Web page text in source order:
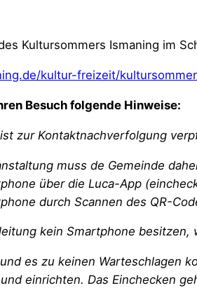
Kultursommers Ismaning im
kultur-freizeit/
Besuch folgende Hinweise:
zur Kontaktnachverfolgung
muss de Gemeinde
über die Luca-App
durch Scannen des QR-
kein Smartphone besitzen,
es zu keinen Warteschlagen
einrichten. Das Einchecken